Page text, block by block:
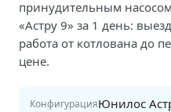
принудительным
«Астру 9» за 1 день:
работа от котлована до
цене.
КонфигурацияЮнилос